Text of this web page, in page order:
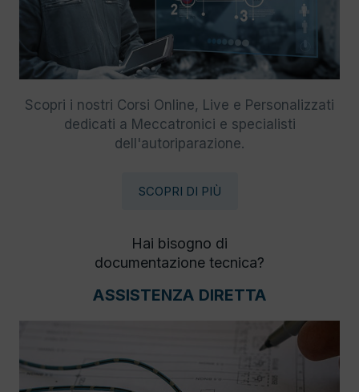
Scopri i nostri Corsi Online, Live e Personalizzati
dedicati a Meccatronici e specialisti
dell'autoriparazione.
SCOPRI DI PIÙ
Hai bisogno di
documentazione tecnica?
ASSISTENZA DIRETTA